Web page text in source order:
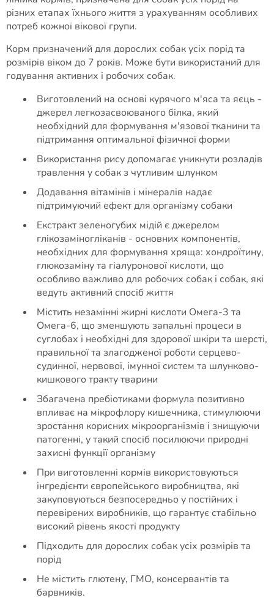
різних етапах їхнього життя з урахуванням особливих
потреб кожної вікової групи.
Корм призначений для дорослих собак усіх порід та
розмірів віком до 7 років. Може бути використаний для
годування активних і робочих собак.
Виготовлений на основі курячого м'яса та яєць -
джерел легкозасвоюваного білка, який
необхідний для формування м'язової тканини та
підтримання оптимальної фізичної форми
Використання рису допомагає уникнути розладів
травлення у собак з чутливим шлунком
Додавання вітамінів і мінералів надає
підтримуючий ефект для організму собаки
Екстракт зеленогубих мідій є джерелом
глікозаміногліканів - основних компонентів,
необхідних для формування хряща: хондроїтину,
глюкозаміну та гіалуронової кислоти, що
особливо важливо для робочих собак і собак, які
ведуть активний спосіб життя
Містить незамінні жирні кислоти Омега-3 та
Омега-6, що зменшують запальні процеси в
суглобах і необхідні для здорової шкіри та шерсті,
правильної та злагодженої роботи серцево-
судинної, нервової, імунної систем та шлунково-
кишкового тракту тварини
Збагачена пребіотиками формула позитивно
впливає на мікрофлору кишечника, стимулюючи
зростання корисних мікроорганізмів і знищуючи
патогенні, у такий спосіб посилюючи природні
захисні функції організму
При виготовленні кормів використовуються
інгредієнти європейського виробництва, які
закуповуються безпосередньо у постійних і
перевірених виробників, що гарантує стабільно
високий рівень якості продукту
Підходить для дорослих собак усіх розмірів та
порід
Не містить глютену, ГМО, консервантів та
барвників.